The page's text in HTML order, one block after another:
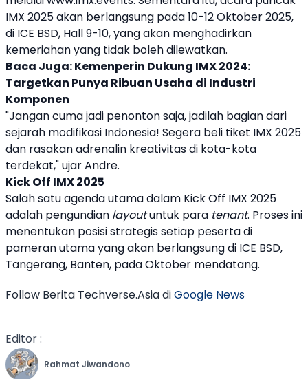
IMX 2025akan berlangsung pada 10-12 Oktober 2025,
di ICE BSD, Hall 9-10, yang akan menghadirkan
kemeriahan yang tidak boleh dilewatkan.
Baca Juga:Kemenperin Dukung IMX 2024:
Targetkan Punya Ribuan Usaha di Industri
Komponen
"Jangan cuma jadi penonton saja, jadilah bagian dari
sejarah modifikasi Indonesia! Segera beli tiket IMX 2025
dan rasakan adrenalin kreativitas di kota-kota
terdekat," ujar Andre.
Kick Off IMX 2025
Salah satu agenda utama dalam Kick Off IMX 2025
adalah pengundian layoutuntuk para tenant. Proses ini
menentukan posisi strategis setiap peserta di
pameran utama yang akan berlangsung di ICE BSD,
Tangerang, Banten, pada Oktober mendatang.
Follow Berita Techverse.Asia diGoogle News
Editor :
Rahmat Jiwandono